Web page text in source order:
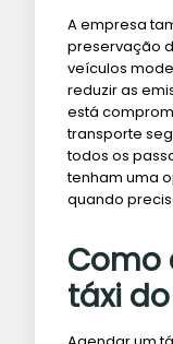
A empresa
preservação
veículos
reduzir as
está
transporte
todos os
tenham uma
quando
Como
táxi